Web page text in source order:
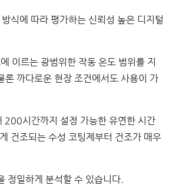
방식에 따라 평가하는 신뢰성 높은 디지털
이르는 광범위한 작동 온도 범위를 지
론 까다로운 현장 조건에서도 사용이 가
200시간까지 설정 가능한 유연한 시간
건조되는 수성 코팅제부터 건조가 매우
정밀하게 분석할 수 있습니다.